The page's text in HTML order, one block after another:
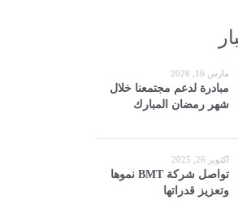
مارس 16, 2026
مبادرة لدعم مجتمعنا خلال
شهر رمضان المبارك
أكتوبر 26, 2025
تواصل شركة BMT نموها
وتعزيز قدراتها